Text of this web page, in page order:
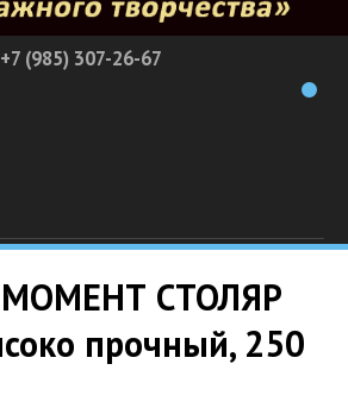
+7 (985) 307-26-67
СТОЛЯР
прочный, 250